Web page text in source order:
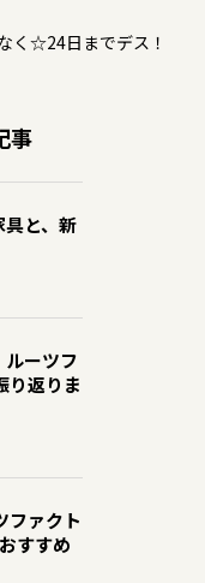
く☆24日までデス！
事
と、新
ーツフ
り返りま
ファクト
すすめ